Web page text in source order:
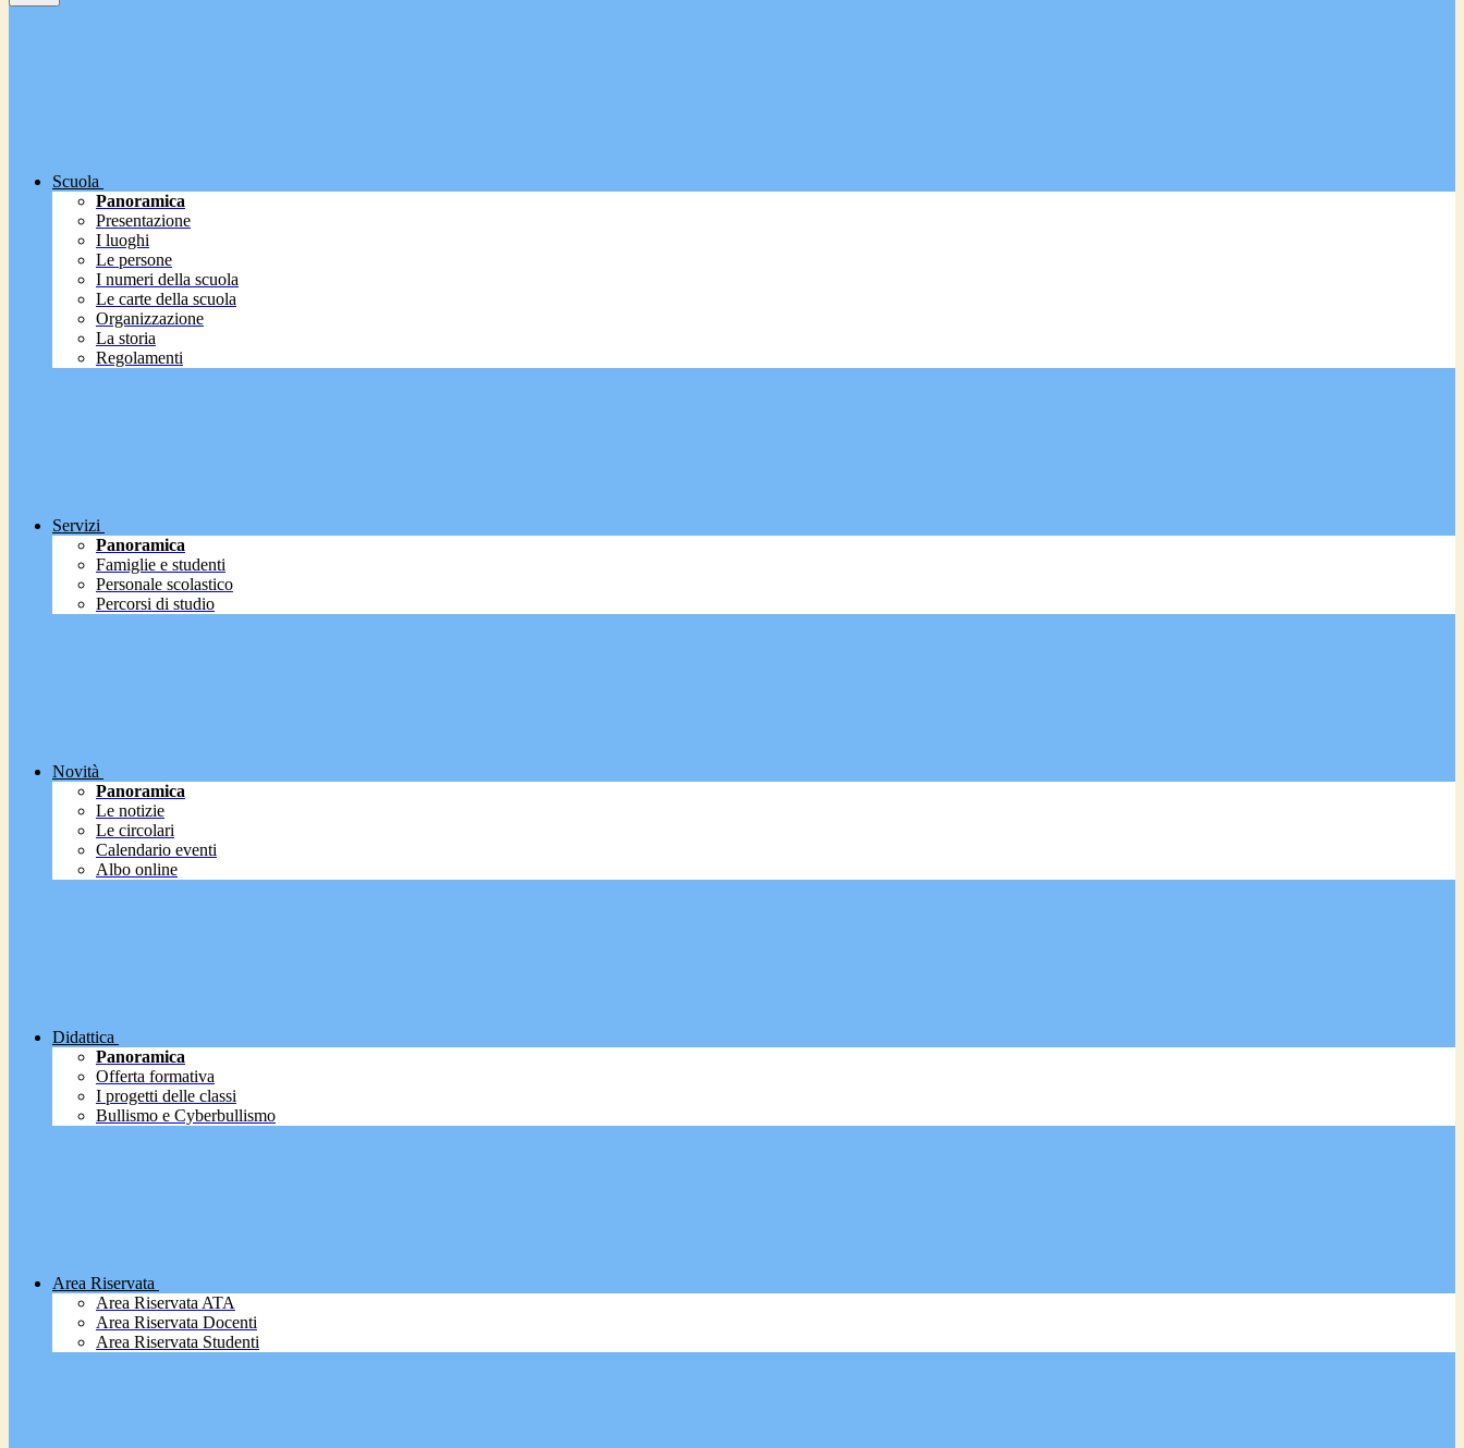
Scuola
Panoramica
Presentazione
I luoghi
Le persone
I numeri della scuola
Le carte della scuola
Organizzazione
La storia
Regolamenti
Servizi
Panoramica
Famiglie e studenti
Personale scolastico
Percorsi di studio
Novità
Panoramica
Le notizie
Le circolari
Calendario eventi
Albo online
Didattica
Panoramica
Offerta formativa
I progetti delle classi
Bullismo e Cyberbullismo
Area Riservata
Area Riservata ATA
Area Riservata Docenti
Area Riservata Studenti